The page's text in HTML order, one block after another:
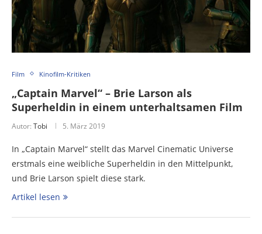
Film Kinofilm-Kritiken
„Captain Marvel“ – Brie Larson als
Superheldin in einem unterhaltsamen Film
Autor: Tobi 5. März 2019
In „Captain Marvel“ stellt das Marvel Cinematic Universe
erstmals eine weibliche Superheldin in den Mittelpunkt,
und Brie Larson spielt diese stark.
Artikel lesen